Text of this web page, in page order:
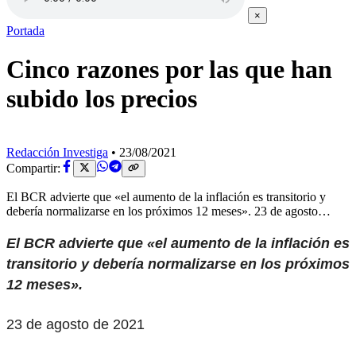
×
Portada
Cinco razones por las que han
subido los precios
Redacción Investiga • 23/08/2021
Compartir:
El BCR advierte que «el aumento de la inflación es transitorio y
debería normalizarse en los próximos 12 meses». 23 de agosto…
El BCR advierte que «el aumento de la inflación es
transitorio y debería normalizarse en los próximos
12 meses».
23 de agosto de 2021